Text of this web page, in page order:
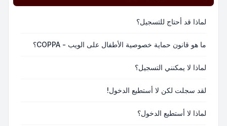
لماذا قد أحتاج للتسجيل؟
ما هو قانون حماية خصوصية الأطفال على الويب - COPPA؟
لماذا لا يمكنني التسجيل؟
لقد سجلت لكن لا أستطيع الدخول!
لماذا لا أستطيع الدخول؟